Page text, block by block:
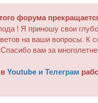
форума
! Я приношу свои
на ваши вопросы. К
вам за
Youtube и Телеграм